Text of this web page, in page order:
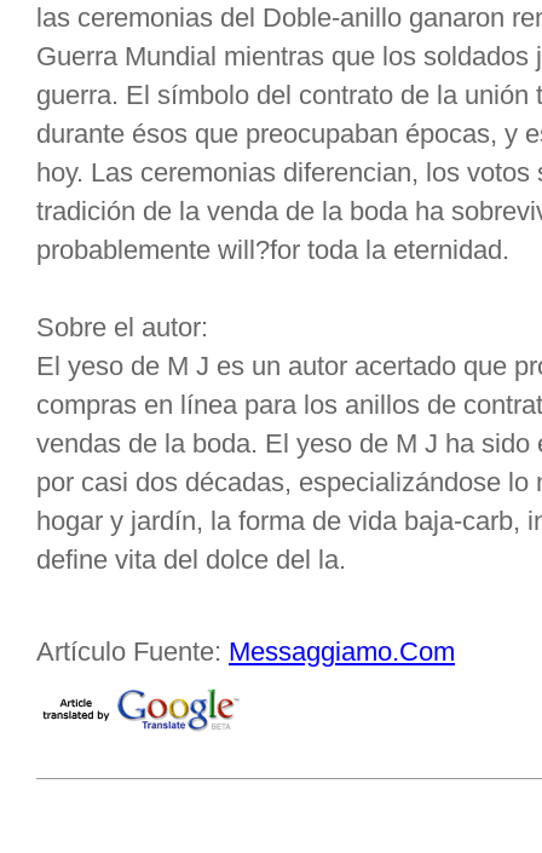
las ceremonias del Doble-anillo ganaron
Guerra Mundial mientras que los
guerra. El símbolo del contrato de la
durante ésos que preocupaban épocas, y
hoy. Las ceremonias diferencian, los
tradición de la venda de la boda ha
probablemente will?for toda la eternidad.
Sobre el autor:
El yeso de M J es un autor acertado que
compras en línea para los anillos de
vendas de la boda. El yeso de M J ha
por casi dos décadas, especializándose
hogar y jardín, la forma de vida baja-carb,
define vita del dolce del la.
Artículo Fuente: Messaggiamo.Com